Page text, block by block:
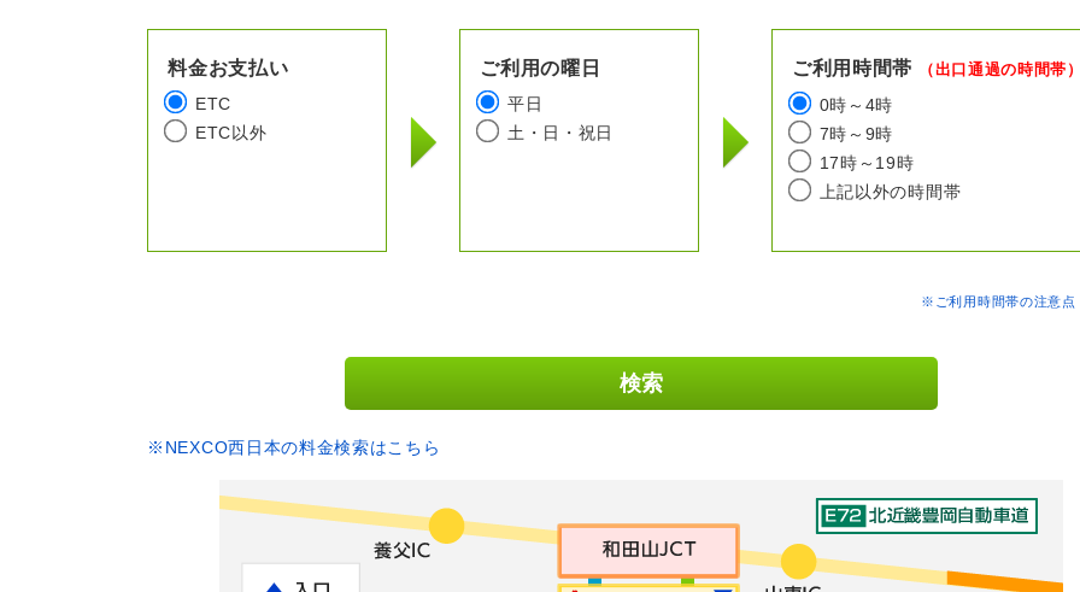
料金お支払い
ETC
ETC以外
ご利用の曜日
平日
土・日・祝日
ご利用時間帯 （出口通過の時間帯
0時～4時
7時～9時
17時～19時
上記以外の時間帯
※ご利用時間帯の注意
※NEXCO西日本の料金検索はこちら